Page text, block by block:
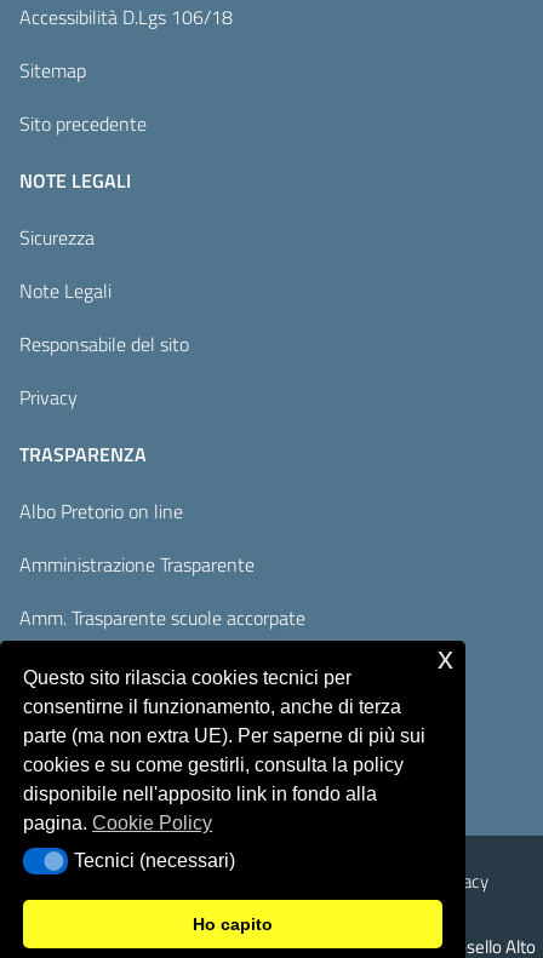
Accessibilità D.Lgs 106/18
Sitemap
Sito precedente
NOTE LEGALI
Sicurezza
Note Legali
Responsabile del sito
Privacy
TRASPARENZA
Albo Pretorio on line
Amministrazione Trasparente
Amm. Trasparente scuole accorpate
Adempimenti AVCP / ANAC
Accesso Civico
Sicurezza Note Legali Privacy
© 2026 Istituto Comprensivo Monte Rosello Alto
Questo sito rilascia cookies tecnici per
consentirne il funzionamento, anche di terza
parte (ma non extra UE). Per saperne di più sui
cookies e su come gestirli, consulta la policy
disponibile nell'apposito link in fondo alla
pagina.Cookie Policy
Tecnici (necessari)
Tecnici (necessari)
Ho capito
x